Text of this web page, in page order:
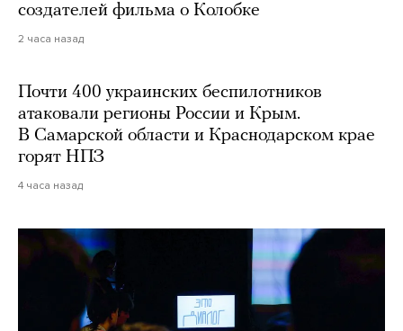
создателей фильма о Колобке
2 часа назад
Почти 400 украинских беспилотников
атаковали регионы России и Крым.
В Самарской области и Краснодарском крае
горят НПЗ
4 часа назад